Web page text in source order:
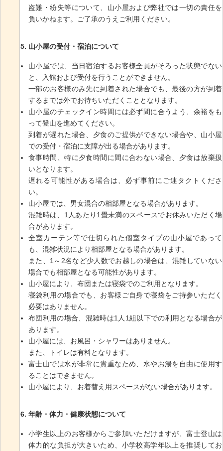
盗難・紛失等について、山小屋および弊社では一切の責任を
負いかねます。ご了承のうえご利用ください。
山小屋の受付・宿泊について
山小屋では、当日宿泊するお客様全員がそろった状態でない
と、入館および受付を行うことができません。
一部のお客様のみ先に到着された場合でも、最後の方が到着
するまでは外でお待ちいただくこととなります。
山小屋のチェックイン時間には必ず間に合うよう、余裕をも
って登山を進めてください。
到着が遅れた場合、夕食のご提供ができない場合や、山小屋
での受付・宿泊に支障が出る場合があります。
食事時間、特に夕食時間に間に合わない場合、夕食は放棄扱
いとなります。
遅れる可能性がある場合は、必ず事前にご連タクトくださ
い。
山小屋では、男女混合の相部屋となる場合があります。
混雑時は、1人あたり1畳未満のスペースでお休みいただく場
合があります。
全室カーテン等で仕切られた個室タイプの山小屋であって
も、混雑状況により相部屋となる場合があります。
また、1～2名など少人数でお越しの場合は、混雑していない
場合でも相部屋となる可能性があります。
山小屋により、布団または寝袋でのご利用となります。
寝袋利用の場合でも、お客様ご自身で寝袋をご持参いただく
必要はありません。
布団利用の場合、混雑時は1人1組以下での利用となる場合が
あります。
山小屋には、お風呂・シャワーはありません。
また、トイレは有料となります。
富士山では水が非常に貴重なため、水やお湯を自由に使用す
ることはできません。
山小屋により、お着替え用スペースがない場合があります。
年齢・体力・健康状態について
小学生以上のお客様からご参加いただけますが、富士登山は
体力的な負担が大きいため、小学校高学年以上を推奨してお